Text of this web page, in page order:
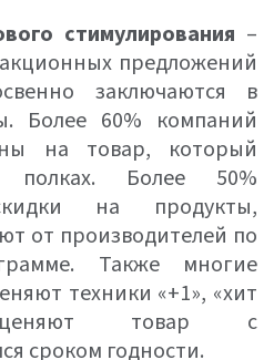
стимулирования –
предложений
заключаются в
Более 60% компаний
на товар, который
полках. Более 50%
на продукты,
от производителей по
Также многие
техники «+1», «хит
товар с
сроком годности.